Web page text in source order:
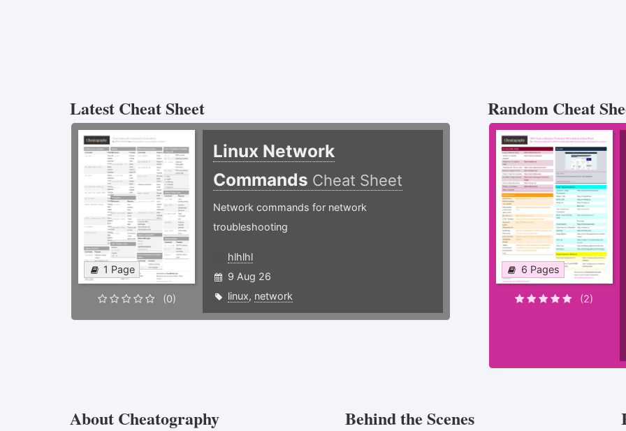
Latest Cheat Sheet
1 Page
(0)
Linux Network
Commands Cheat Sheet
Network commands for network
troubleshooting
hlhlhl
9 Aug 26
linux, network
Random Cheat
6 Pages
(2)
About Cheatography Behind the Scenes